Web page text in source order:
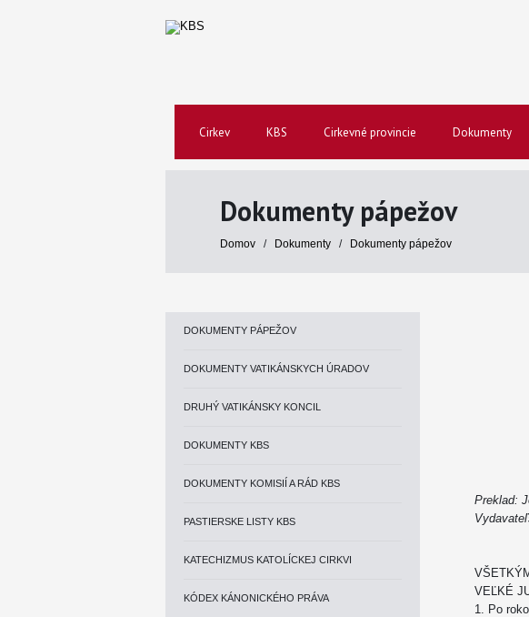
Cirkev KBS Cirkevné provincie Dokumenty
Dokumenty pápežov
Domov / Dokumenty / Dokumenty pápežov
DOKUMENTY PÁPEŽOV
DOKUMENTY VATIKÁNSKYCH ÚRADOV
DRUHÝ VATIKÁNSKY KONCIL
DOKUMENTY KBS
DOKUMENTY KOMISIÍ A RÁD KBS
PASTIERSKE LISTY KBS
KATECHIZMUS KATOLÍCKEJ CIRKVI
KÓDEX KÁNONICKÉHO PRÁVA
Preklad:
VEĽKÉ
1. Po